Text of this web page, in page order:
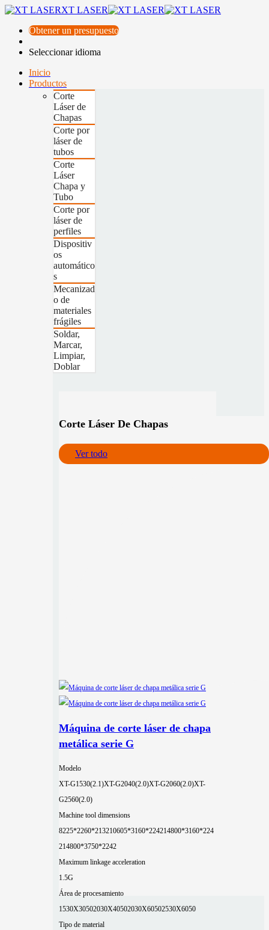
XT LASER
Obtener un presupuesto
Seleccionar idioma
Inicio
Productos
Corte
Láser de
Chapas
Corte por
láser de
tubos
Corte
Láser
Chapa y
Tubo
Corte por
láser de
perfiles
Dispositiv
os
automático
s
Mecanizad
o de
materiales
frágiles
Soldar,
Marcar,
Limpiar,
Doblar
Corte Láser De Chapas
Ver todo
Máquina de corte láser de chapa
metálica serie G
Modelo
XT-G1530(2.1)XT-G2040(2.0)XT-G2060(2.0)XT-
G2560(2.0)
Machine tool dimensions
8225*2260*213210605*3160*224214800*3160*224
214800*3750*2242
Maximum linkage acceleration
1.5G
Área de procesamiento
1530X30502030X40502030X60502530X6050
Tipo de material